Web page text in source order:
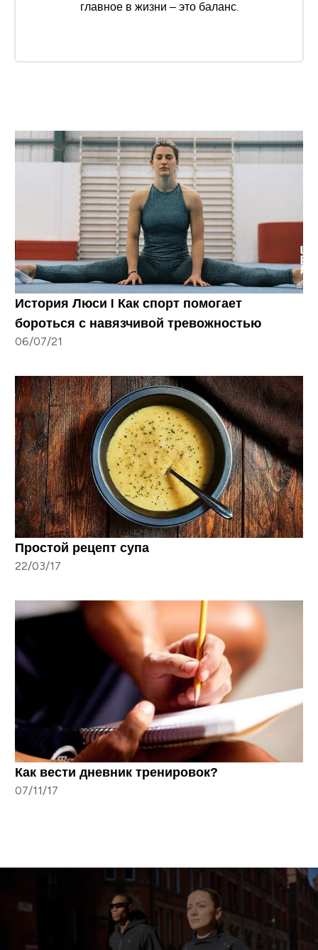
главное в жизни – это баланс.
История Люси I Как спорт помогает
бороться с навязчивой тревожностью
06/07/21
Простой рецепт супа
22/03/17
Как вести дневник тренировок?
07/11/17